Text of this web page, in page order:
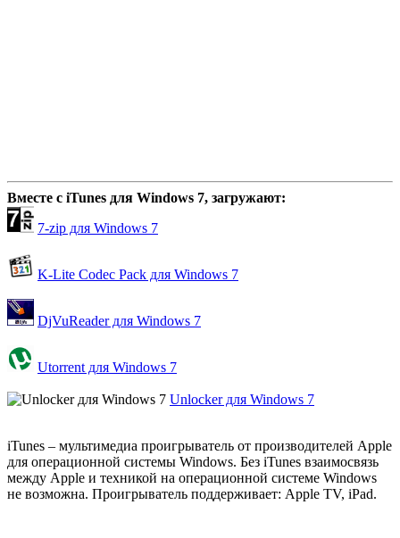
Вместе с iTunes для Windows 7, загружают:
7-zip для Windows 7
K-Lite Codec Pack для Windows 7
DjVuReader для Windows 7
Utorrent для Windows 7
Unlocker для Windows 7
iTunes – мультимедиа проигрыватель от производителей Apple
для операционной системы Windows. Без iTunes взаимосвязь
между Apple и техникой на операционной системе Windows
не возможна. Проигрыватель поддерживает: Apple TV, iPad.